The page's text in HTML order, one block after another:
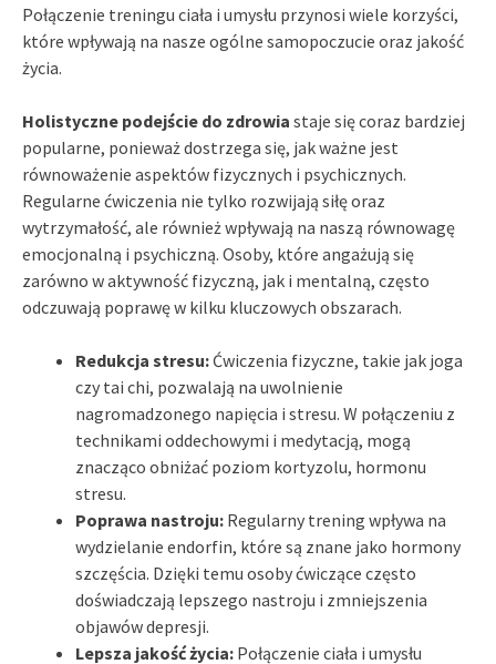
Połączenie treningu ciała i umysłu przynosi wiele korzyści,
które wpływają na nasze ogólne samopoczucie oraz jakość
życia.
Holistyczne podejście do zdrowia staje się coraz bardziej
popularne, ponieważ dostrzega się, jak ważne jest
równoważenie aspektów fizycznych i psychicznych.
Regularne ćwiczenia nie tylko rozwijają siłę oraz
wytrzymałość, ale również wpływają na naszą równowagę
emocjonalną i psychiczną. Osoby, które angażują się
zarówno w aktywność fizyczną, jak i mentalną, często
odczuwają poprawę w kilku kluczowych obszarach.
Redukcja stresu:Ćwiczenia fizyczne, takie jak joga
czy tai chi, pozwalają na uwolnienie
nagromadzonego napięcia i stresu. W połączeniu z
technikami oddechowymi i medytacją, mogą
znacząco obniżać poziom kortyzolu, hormonu
stresu.
Poprawa nastroju: Regularny trening wpływa na
wydzielanie endorfin, które są znane jako hormony
szczęścia. Dzięki temu osoby ćwiczące często
doświadczają lepszego nastroju i zmniejszenia
objawów depresji.
Lepsza jakość życia: Połączenie ciała i umysłu